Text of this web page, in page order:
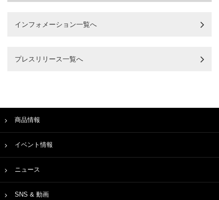
インフォメーション一覧へ
プレスリリース一覧へ
商品情報
イベント情報
ニュース
SNS & 動画